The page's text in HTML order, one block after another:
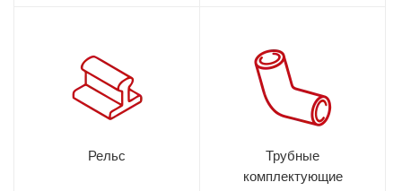
Рельс
Трубные
комплектующие